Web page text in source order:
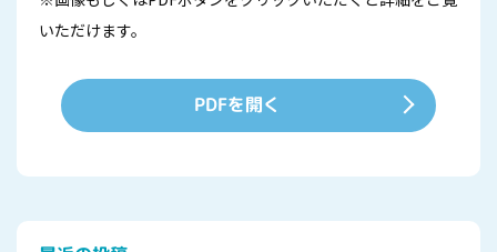
いただけます。
PDFを開く